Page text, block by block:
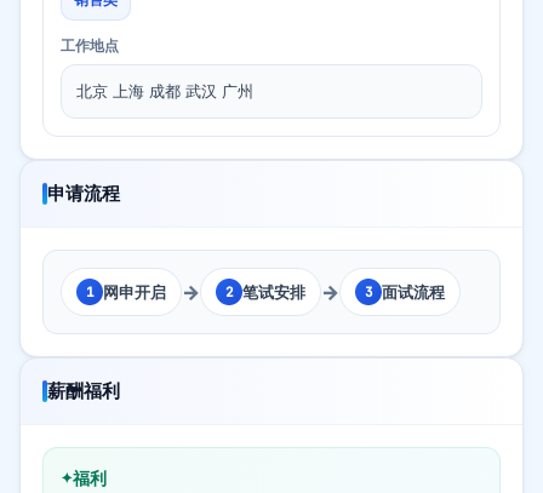
工作地点
北京 上海 成都 武汉 广州
申请流程
1 网申开启 → 2 笔试安排 → 3 面试流程
薪酬福利
福利